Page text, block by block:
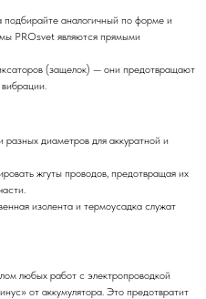
аналогичный по форме и
PROsvet являются прямыми
(защелок) — они предотвращают
разных диаметров для аккуратной и
жгуты проводов, предотвращая их
изолента и термоусадка служат
любых работ с электропроводкой
от аккумулятора. Это предотвратит